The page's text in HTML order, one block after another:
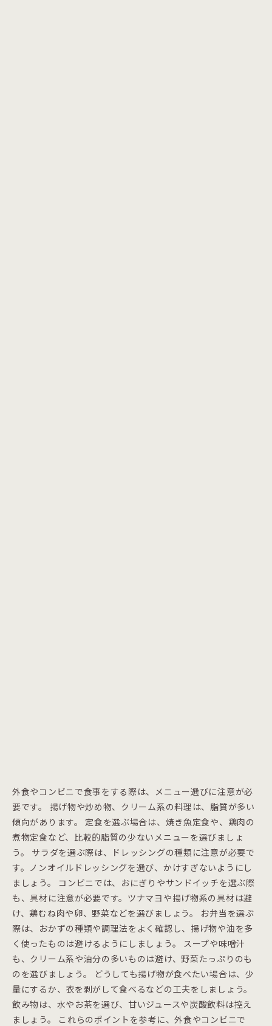
外食やコンビニで食事をする際は、メニュー選びに注意が必
要です。 揚げ物や炒め物、クリーム系の料理は、脂質が多い
傾向があります。 定食を選ぶ場合は、焼き魚定食や、鶏肉の
煮物定食など、比較的脂質の少ないメニューを選びましょ
う。 サラダを選ぶ際は、ドレッシングの種類に注意が必要で
す。ノンオイルドレッシングを選び、かけすぎないようにし
ましょう。 コンビニでは、おにぎりやサンドイッチを選ぶ際
も、具材に注意が必要です。ツナマヨや揚げ物系の具材は避
け、鶏むね肉や卵、野菜などを選びましょう。 お弁当を選ぶ
際は、おかずの種類や調理法をよく確認し、揚げ物や油を多
く使ったものは避けるようにしましょう。 スープや味噌汁
も、クリーム系や油分の多いものは避け、野菜たっぷりのも
のを選びましょう。 どうしても揚げ物が食べたい場合は、少
量にするか、衣を剥がして食べるなどの工夫をしましょう。
飲み物は、水やお茶を選び、甘いジュースや炭酸飲料は控え
ましょう。 これらのポイントを参考に、外食やコンビニで